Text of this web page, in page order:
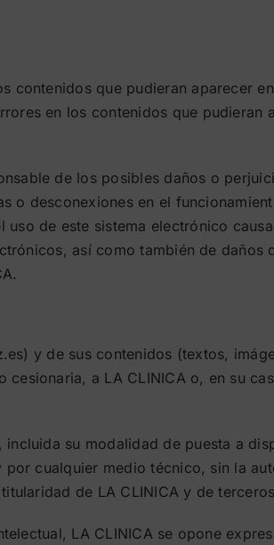
contenidos que pudieran aparecer
en los contenidos que pudieran
de los posibles daños o
o desconexiones en el
de este sistema electrónico
así como también de daños
y de sus contenidos (textos,
a LA CLINICA o, en su
su modalidad de puesta a
cualquier medio técnico, sin la
de LA CLINICA y de
LA CLINICA se opone